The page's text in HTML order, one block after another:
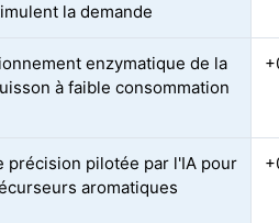
la demande
enzymatique de la
à faible consommation
précision pilotée par l'IA pour
aromatiques